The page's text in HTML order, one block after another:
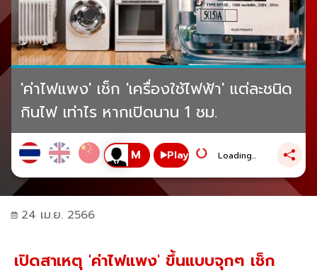
'ค่าไฟแพง' เช็ก 'เครื่องใช้ไฟฟ้า' แต่ละชนิด
กินไฟ เท่าไร หากเปิดนาน 1 ชม.
Play Loading...
24 เม.ย. 2566
เปิดสาเหตุ 'ค่าไฟแพง' ขึ้นแบบจุกๆ เช็ก